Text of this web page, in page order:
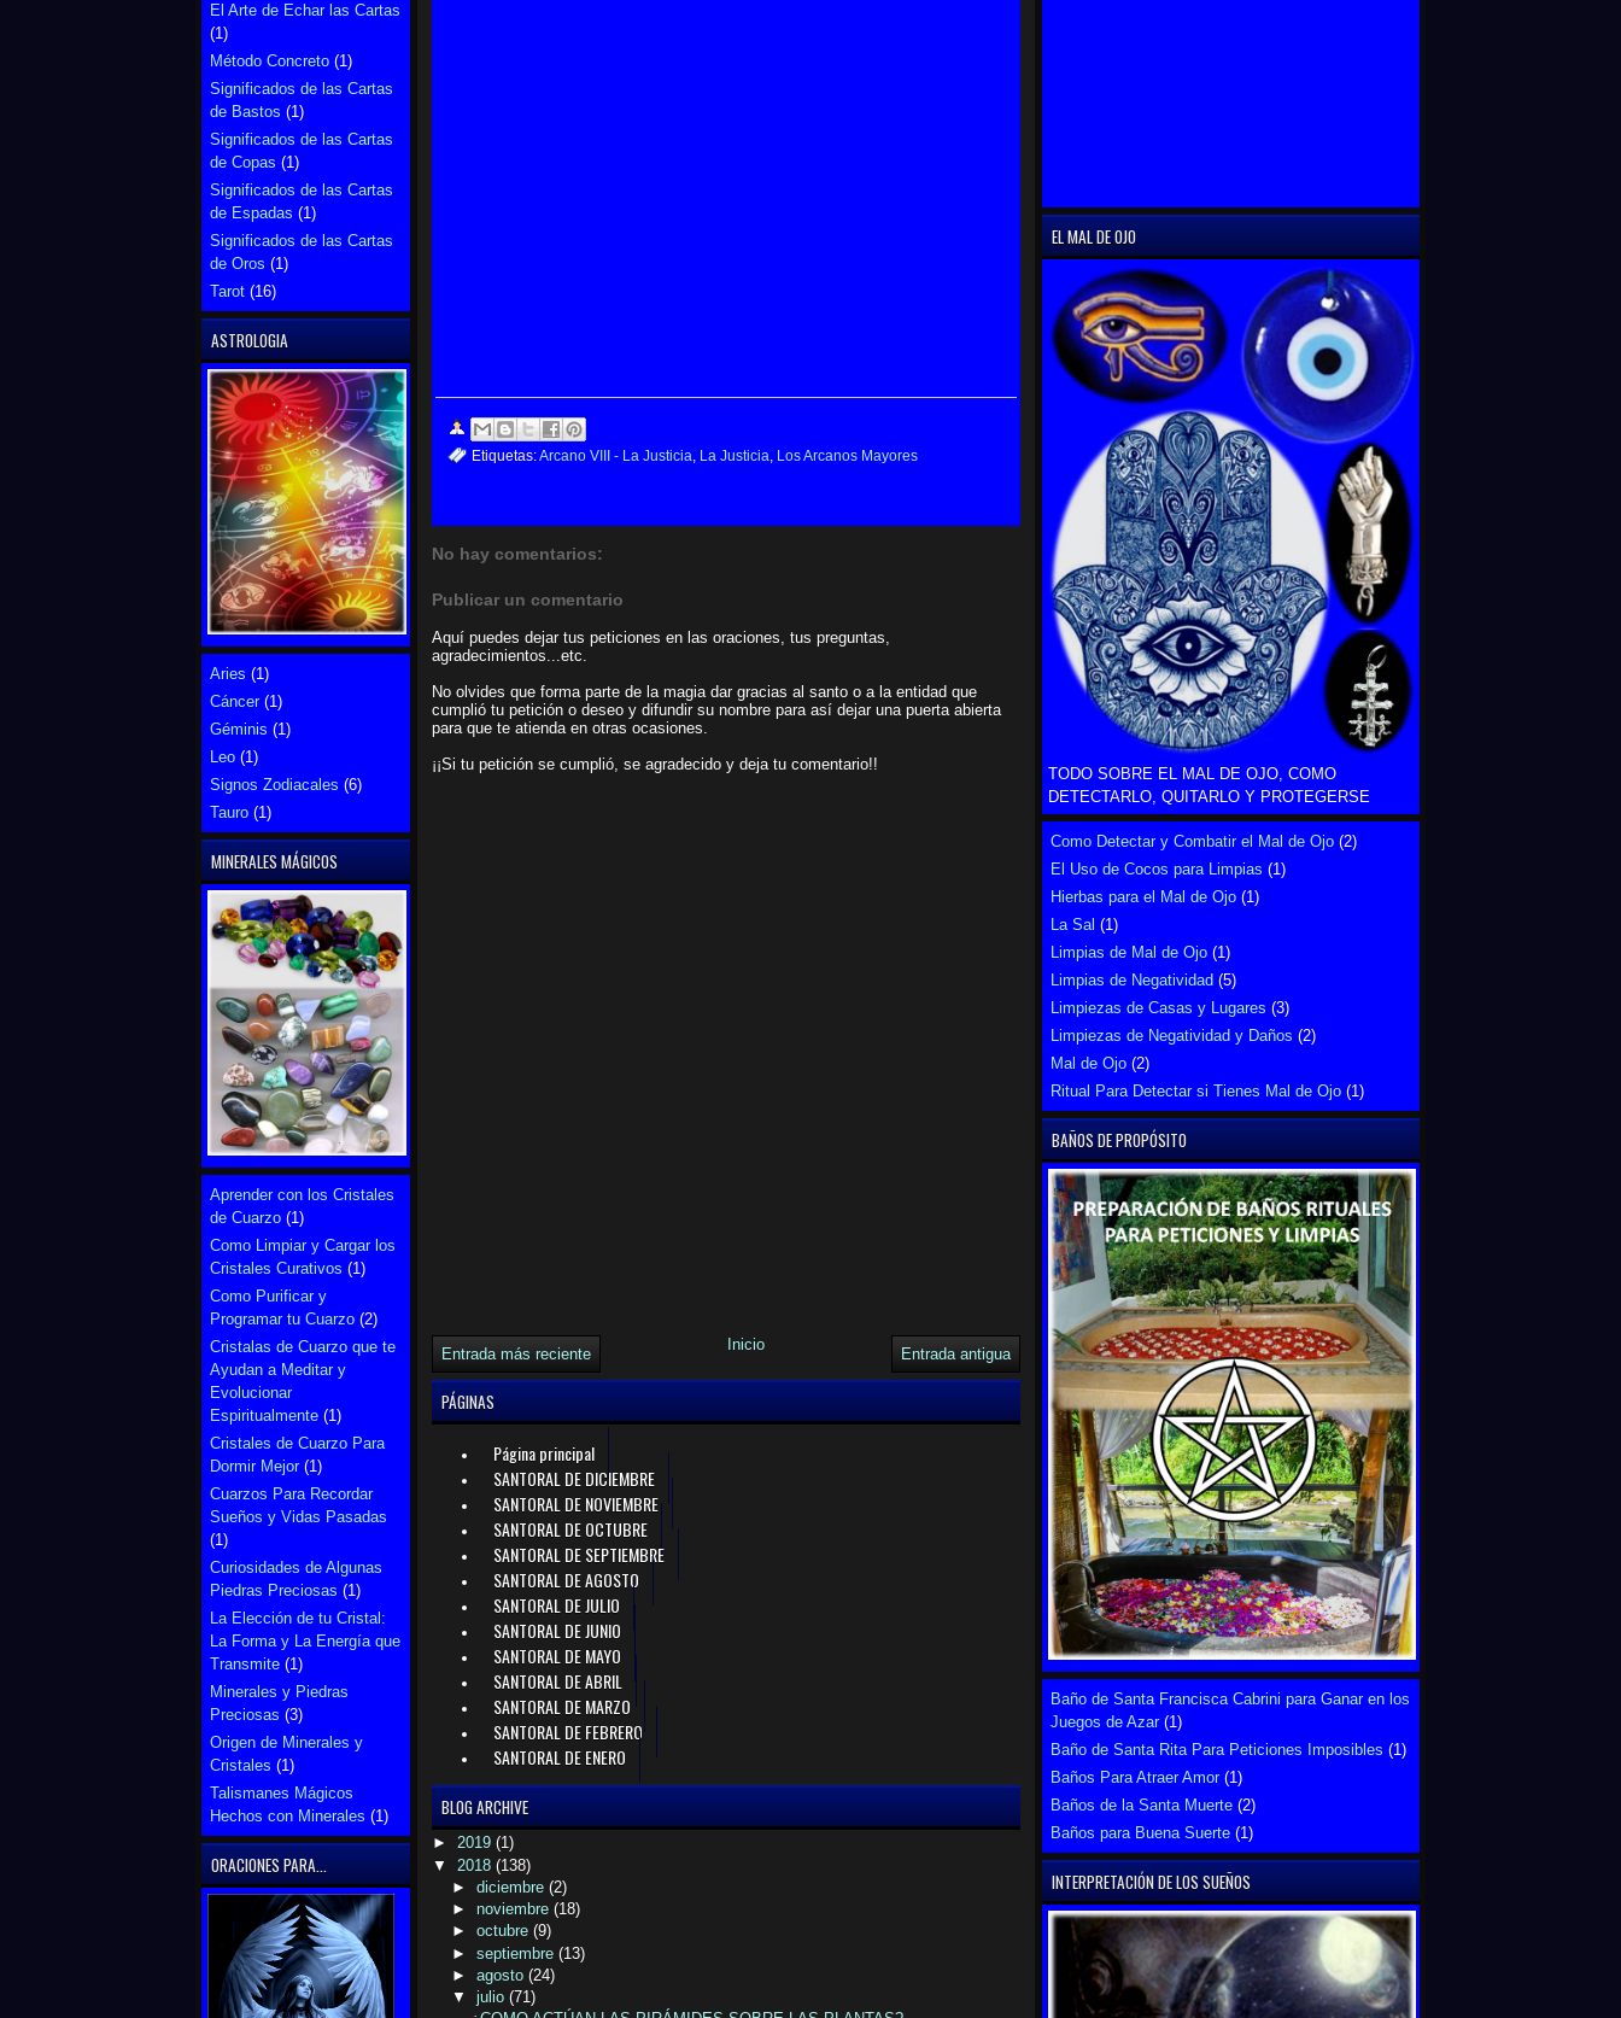
EL MAL DE OJO
TODO SOBRE EL MAL DE OJO, COMO
DETECTARLO, QUITARLO Y PROTEGERSE
Como Detectar y Combatir el Mal de Ojo (2)
El Uso de Cocos para Limpias (1)
Hierbas para el Mal de Ojo (1)
La Sal (1)
Limpias de Mal de Ojo (1)
Limpias de Negatividad (5)
Limpiezas de Casas y Lugares (3)
Limpiezas de Negatividad y Daños (2)
Mal de Ojo (2)
Ritual Para Detectar si Tienes Mal de Ojo (1)
BAÑOS DE PROPÓSITO
Baño de Santa Francisca Cabrini para Ganar en los
Juegos de Azar (1)
Baño de Santa Rita Para Peticiones Imposibles (1)
Baños Para Atraer Amor (1)
Baños de la Santa Muerte (2)
Baños para Buena Suerte (1)
INTERPRETACIÓN DE LOS SUEÑOS
Etiquetas:Arcano VIII - La Justicia La Justicia Los Arcanos Mayores
No hay comentarios:
Publicar un comentario
Aquí puedes dejar tus peticiones en las oraciones, tus preguntas,
agradecimientos...etc.
No olvides que forma parte de la magia dar gracias al santo o a la entidad que
cumplió tu petición o deseo y difundir su nombre para así dejar una puerta abierta
para que te atienda en otras ocasiones.
¡¡Si tu petición se cumplió, se agradecido y deja tu comentario!!
Entrada más reciente Entrada antigua
Inicio
PÁGINAS
Página principal
SANTORAL DE DICIEMBRE
SANTORAL DE NOVIEMBRE
SANTORAL DE OCTUBRE
SANTORAL DE SEPTIEMBRE
SANTORAL DE AGOSTO
SANTORAL DE JULIO
SANTORAL DE JUNIO
SANTORAL DE MAYO
SANTORAL DE ABRIL
SANTORAL DE MARZO
SANTORAL DE FEBRERO
SANTORAL DE ENERO
BLOG ARCHIVE
► 2019 (1)
▼ 2018 (138)
► diciembre (2)
► noviembre (18)
► octubre (9)
► septiembre (13)
► agosto (24)
▼ julio (71)
El Arte de Echar las Cartas
(1)
Método Concreto (1)
Significados de las Cartas
de Bastos (1)
Significados de las Cartas
de Copas (1)
Significados de las Cartas
de Espadas (1)
Significados de las Cartas
de Oros (1)
Tarot (16)
ASTROLOGIA
Aries (1)
Cáncer (1)
Géminis (1)
Leo (1)
Signos Zodiacales (6)
Tauro (1)
MINERALES MÁGICOS
Aprender con los Cristales
de Cuarzo (1)
Como Limpiar y Cargar los
Cristales Curativos (1)
Como Purificar y
Programar tu Cuarzo (2)
Cristalas de Cuarzo que te
Ayudan a Meditar y
Evolucionar
Espiritualmente (1)
Cristales de Cuarzo Para
Dormir Mejor (1)
Cuarzos Para Recordar
Sueños y Vidas Pasadas
(1)
Curiosidades de Algunas
Piedras Preciosas (1)
La Elección de tu Cristal:
La Forma y La Energía que
Transmite (1)
Minerales y Piedras
Preciosas (3)
Origen de Minerales y
Cristales (1)
Talismanes Mágicos
Hechos con Minerales (1)
ORACIONES PARA...